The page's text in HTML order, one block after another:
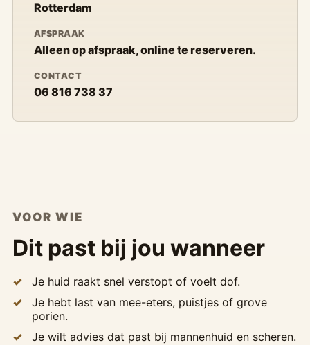
Rotterdam
AFSPRAAK
Alleen op afspraak, online te reserveren.
CONTACT
06 816 738 37
VOOR WIE
Dit past bij jou wanneer
Je huid raakt snel verstopt of voelt dof.
Je hebt last van mee-eters, puistjes of grove
porien.
Je wilt advies dat past bij mannenhuid en scheren.